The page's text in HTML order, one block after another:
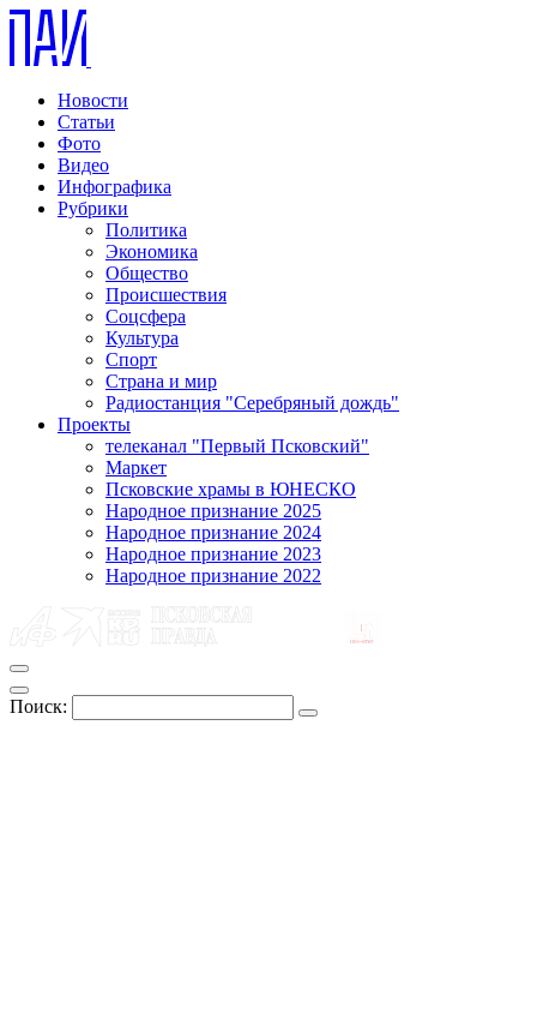
Новости
Статьи
Фото
Видео
Инфографика
Рубрики
Политика
Экономика
Общество
Происшествия
Соцсфера
Культура
Спорт
Страна и мир
Радиостанция "Серебряный дождь"
Проекты
телеканал "Первый Псковский"
Маркет
Псковские храмы в ЮНЕСКО
Народное признание 2025
Народное признание 2024
Народное признание 2023
Народное признание 2022
Поиск: